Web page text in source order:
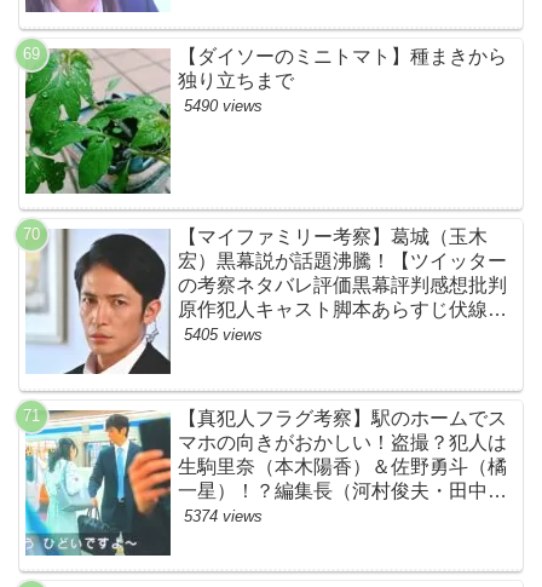
【ダイソーのミニトマト】種まきから
独り立ちまで
5490 views
【マイファミリー考察】葛城（玉木
宏）黒幕説が話題沸騰！【ツイッター
の考察ネタバレ評価黒幕評判感想批判
原作犯人キャスト脚本あらすじ伏線ま
とめ】
5405 views
【真犯人フラグ考察】駅のホームでス
マホの向きがおかしい！盗撮？犯人は
生駒里奈（本木陽香）＆佐野勇斗（橘
一星）！？編集長（河村俊夫・田中哲
司説も？【ネット・ツイッターの考察
5374 views